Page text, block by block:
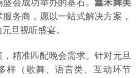
会成功举办的基石。鑫禾舞美
务商，愿以一站式解决方案，
旦视听盛宴。
精准匹配晚会需求。针对元旦
样（歌舞、语言类、互动环节